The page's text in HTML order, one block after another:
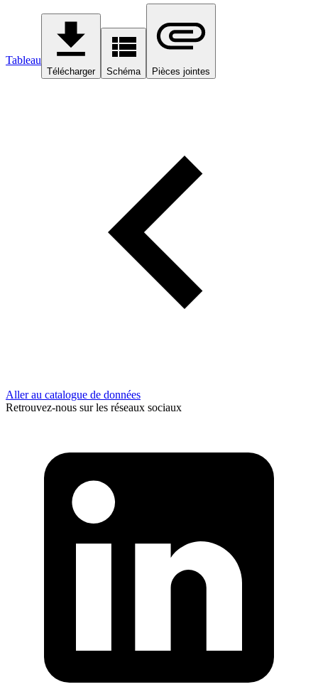
Tableau
Télécharger Schéma Pièces jointes
Aller au catalogue de données
Retrouvez-nous sur les réseaux sociaux